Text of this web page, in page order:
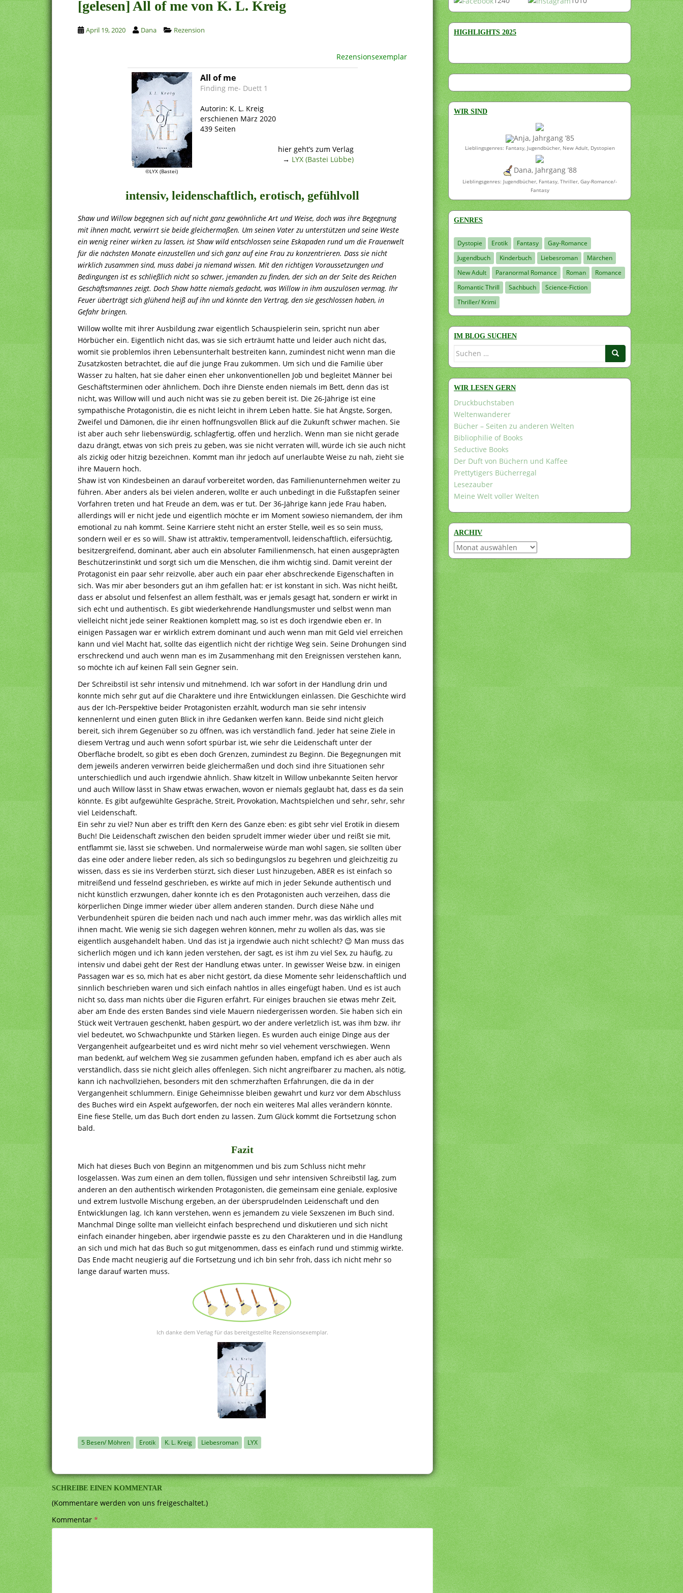
[gelesen] All of me von K. L. Kreig
April 19, 2020 Dana Rezension
Rezensionsexemplar
©LYX (Bastei)
All of me
Finding me- Duett 1
Autorin: K. L. Kreig
erschienen März 2020
439 Seiten
hier geht’s zum Verlag
→ LYX (Bastei Lübbe)
intensiv, leidenschaftlich, erotisch, gefühlvoll
Shaw und Willow begegnen sich auf nicht ganz gewöhnliche Art und Weise, doch was ihre Begegnung
mit ihnen macht, verwirrt sie beide gleichermaßen. Um seinen Vater zu unterstützen und seine Weste
ein wenig reiner wirken zu lassen, ist Shaw wild entschlossen seine Eskapaden rund um die Frauenwelt
für die nächsten Monate einzustellen und sich ganz auf eine Frau zu konzentrieren. Dass sie nicht
wirklich zusammen sind, muss dabei ja niemand wissen. Mit den richtigen Voraussetzungen und
Bedingungen ist es schließlich nicht so schwer, jemanden zu finden, der sich an der Seite des Reichen
Geschäftsmannes zeigt. Doch Shaw hätte niemals gedacht, was Willow in ihm auszulösen vermag. Ihr
Feuer überträgt sich glühend heiß auf ihn und könnte den Vertrag, den sie geschlossen haben, in
Gefahr bringen.
Willow wollte mit ihrer Ausbildung zwar eigentlich Schauspielerin sein, spricht nun aber
Hörbücher ein. Eigentlich nicht das, was sie sich erträumt hatte und leider auch nicht das,
womit sie problemlos ihren Lebensunterhalt bestreiten kann, zumindest nicht wenn man die
Zusatzkosten betrachtet, die auf die junge Frau zukommen. Um sich und die Familie über
Wasser zu halten, hat sie daher einen eher unkonventionellen Job und begleitet Männer bei
Geschäftsterminen oder ähnlichem. Doch ihre Dienste enden niemals im Bett, denn das ist
nicht, was Willow will und auch nicht was sie zu geben bereit ist. Die 26-Jährige ist eine
sympathische Protagonistin, die es nicht leicht in ihrem Leben hatte. Sie hat Ängste, Sorgen,
Zweifel und Dämonen, die ihr einen hoffnungsvollen Blick auf die Zukunft schwer machen. Sie
ist aber auch sehr liebenswürdig, schlagfertig, offen und herzlich. Wenn man sie nicht gerade
dazu drängt, etwas von sich preis zu geben, was sie nicht verraten will, würde ich sie auch nicht
als zickig oder hitzig bezeichnen. Kommt man ihr jedoch auf unerlaubte Weise zu nah, zieht sie
ihre Mauern hoch.
Shaw ist von Kindesbeinen an darauf vorbereitet worden, das Familienunternehmen weiter zu
führen. Aber anders als bei vielen anderen, wollte er auch unbedingt in die Fußstapfen seiner
Vorfahren treten und hat Freude an dem, was er tut. Der 36-Jährige kann jede Frau haben,
allerdings will er nicht jede und eigentlich möchte er im Moment sowieso niemandem, der ihm
emotional zu nah kommt. Seine Karriere steht nicht an erster Stelle, weil es so sein muss,
sondern weil er es so will. Shaw ist attraktiv, temperamentvoll, leidenschaftlich, eifersüchtig,
besitzergreifend, dominant, aber auch ein absoluter Familienmensch, hat einen ausgeprägten
Beschützerinstinkt und sorgt sich um die Menschen, die ihm wichtig sind. Damit vereint der
Protagonist ein paar sehr reizvolle, aber auch ein paar eher abschreckende Eigenschaften in
sich. Was mir aber besonders gut an ihm gefallen hat: er ist konstant in sich. Was nicht heißt,
dass er absolut und felsenfest an allem festhält, was er jemals gesagt hat, sondern er wirkt in
sich echt und authentisch. Es gibt wiederkehrende Handlungsmuster und selbst wenn man
vielleicht nicht jede seiner Reaktionen komplett mag, so ist es doch irgendwie eben er. In
einigen Passagen war er wirklich extrem dominant und auch wenn man mit Geld viel erreichen
kann und viel Macht hat, sollte das eigentlich nicht der richtige Weg sein. Seine Drohungen sind
erschreckend und auch wenn man es im Zusammenhang mit den Ereignissen verstehen kann,
so möchte ich auf keinen Fall sein Gegner sein.
Der Schreibstil ist sehr intensiv und mitnehmend. Ich war sofort in der Handlung drin und
konnte mich sehr gut auf die Charaktere und ihre Entwicklungen einlassen. Die Geschichte wird
aus der Ich-Perspektive beider Protagonisten erzählt, wodurch man sie sehr intensiv
kennenlernt und einen guten Blick in ihre Gedanken werfen kann. Beide sind nicht gleich
bereit, sich ihrem Gegenüber so zu öffnen, was ich verständlich fand. Jeder hat seine Ziele in
diesem Vertrag und auch wenn sofort spürbar ist, wie sehr die Leidenschaft unter der
Oberfläche brodelt, so gibt es eben doch Grenzen, zumindest zu Beginn. Die Begegnungen mit
dem jeweils anderen verwirren beide gleichermaßen und doch sind ihre Situationen sehr
unterschiedlich und auch irgendwie ähnlich. Shaw kitzelt in Willow unbekannte Seiten hervor
und auch Willow lässt in Shaw etwas erwachen, wovon er niemals geglaubt hat, dass es da sein
könnte. Es gibt aufgewühlte Gespräche, Streit, Provokation, Machtspielchen und sehr, sehr, sehr
viel Leidenschaft.
Ein sehr zu viel? Nun aber es trifft den Kern des Ganze eben: es gibt sehr viel Erotik in diesem
Buch! Die Leidenschaft zwischen den beiden sprudelt immer wieder über und reißt sie mit,
entflammt sie, lässt sie schweben. Und normalerweise würde man wohl sagen, sie sollten über
das eine oder andere lieber reden, als sich so bedingungslos zu begehren und gleichzeitig zu
wissen, dass es sie ins Verderben stürzt, sich dieser Lust hinzugeben, ABER es ist einfach so
mitreißend und fesselnd geschrieben, es wirkte auf mich in jeder Sekunde authentisch und
nicht künstlich erzwungen, daher konnte ich es den Protagonisten auch verzeihen, dass die
körperlichen Dinge immer wieder über allem anderen standen. Durch diese Nähe und
Verbundenheit spüren die beiden nach und nach auch immer mehr, was das wirklich alles mit
ihnen macht. Wie wenig sie sich dagegen wehren können, mehr zu wollen als das, was sie
eigentlich ausgehandelt haben. Und das ist ja irgendwie auch nicht schlecht? 😉 Man muss das
sicherlich mögen und ich kann jeden verstehen, der sagt, es ist ihm zu viel Sex, zu häufig, zu
intensiv und dabei geht der Rest der Handlung etwas unter. In gewisser Weise bzw. in einigen
Passagen war es so, mich hat es aber nicht gestört, da diese Momente sehr leidenschaftlich und
sinnlich beschrieben waren und sich einfach nahtlos in alles eingefügt haben. Und es ist auch
nicht so, dass man nichts über die Figuren erfährt. Für einiges brauchen sie etwas mehr Zeit,
aber am Ende des ersten Bandes sind viele Mauern niedergerissen worden. Sie haben sich ein
Stück weit Vertrauen geschenkt, haben gespürt, wo der andere verletzlich ist, was ihm bzw. ihr
viel bedeutet, wo Schwachpunkte und Stärken liegen. Es wurden auch einige Dinge aus der
Vergangenheit aufgearbeitet und es wird nicht mehr so viel vehement verschwiegen. Wenn
man bedenkt, auf welchem Weg sie zusammen gefunden haben, empfand ich es aber auch als
verständlich, dass sie nicht gleich alles offenlegen. Sich nicht angreifbarer zu machen, als nötig,
kann ich nachvollziehen, besonders mit den schmerzhaften Erfahrungen, die da in der
Vergangenheit schlummern. Einige Geheimnisse bleiben gewahrt und kurz vor dem Abschluss
des Buches wird ein Aspekt aufgeworfen, der noch ein weiteres Mal alles verändern könnte.
Eine fiese Stelle, um das Buch dort enden zu lassen. Zum Glück kommt die Fortsetzung schon
bald.
Fazit
Mich hat dieses Buch von Beginn an mitgenommen und bis zum Schluss nicht mehr
losgelassen. Was zum einen an dem tollen, flüssigen und sehr intensiven Schreibstil lag, zum
anderen an den authentisch wirkenden Protagonisten, die gemeinsam eine geniale, explosive
und extrem lustvolle Mischung ergeben, an der übersprudelnden Leidenschaft und den
Entwicklungen lag. Ich kann verstehen, wenn es jemandem zu viele Sexszenen im Buch sind.
Manchmal Dinge sollte man vielleicht einfach besprechend und diskutieren und sich nicht
einfach einander hingeben, aber irgendwie passte es zu den Charakteren und in die Handlung
an sich und mich hat das Buch so gut mitgenommen, dass es einfach rund und stimmig wirkte.
Das Ende macht neugierig auf die Fortsetzung und ich bin sehr froh, dass ich nicht mehr so
lange darauf warten muss.
Ich danke dem Verlag für das bereitgestellte Rezensionsexemplar.
5 Besen/ Möhren Erotik K. L. Kreig Liebesroman LYX
SCHREIBE EINEN KOMMENTAR
(Kommentare werden von uns freigeschaltet.)
Kommentar*
HIGHLIGHTS 2025
WIR SIND
Anja, Jahrgang ’85
Lieblingsgenres: Fantasy, Jugendbücher, New Adult, Dystopien
Dana, Jahrgang ’88
Lieblingsgenres: Jugendbücher, Fantasy, Thriller, Gay-Romance/-
Fantasy
GENRES
Dystopie Erotik Fantasy
Gay-Romance
Jugendbuch
Kinderbuch Liebesroman
Märchen
New Adult
Paranormal Romance Roman
Romance
Romantic Thrill
Sachbuch
Science-Fiction
Thriller/ Krimi
IM BLOG SUCHEN
Suchen
WIR LESEN GERN
Druckbuchstaben
Weltenwanderer
Bücher – Seiten zu anderen Welten
Bibliophilie of Books
Seductive Books
Der Duft von Büchern und Kaffee
Prettytigers Bücherregal
Lesezauber
Meine Welt voller Welten
ARCHIV
Archiv